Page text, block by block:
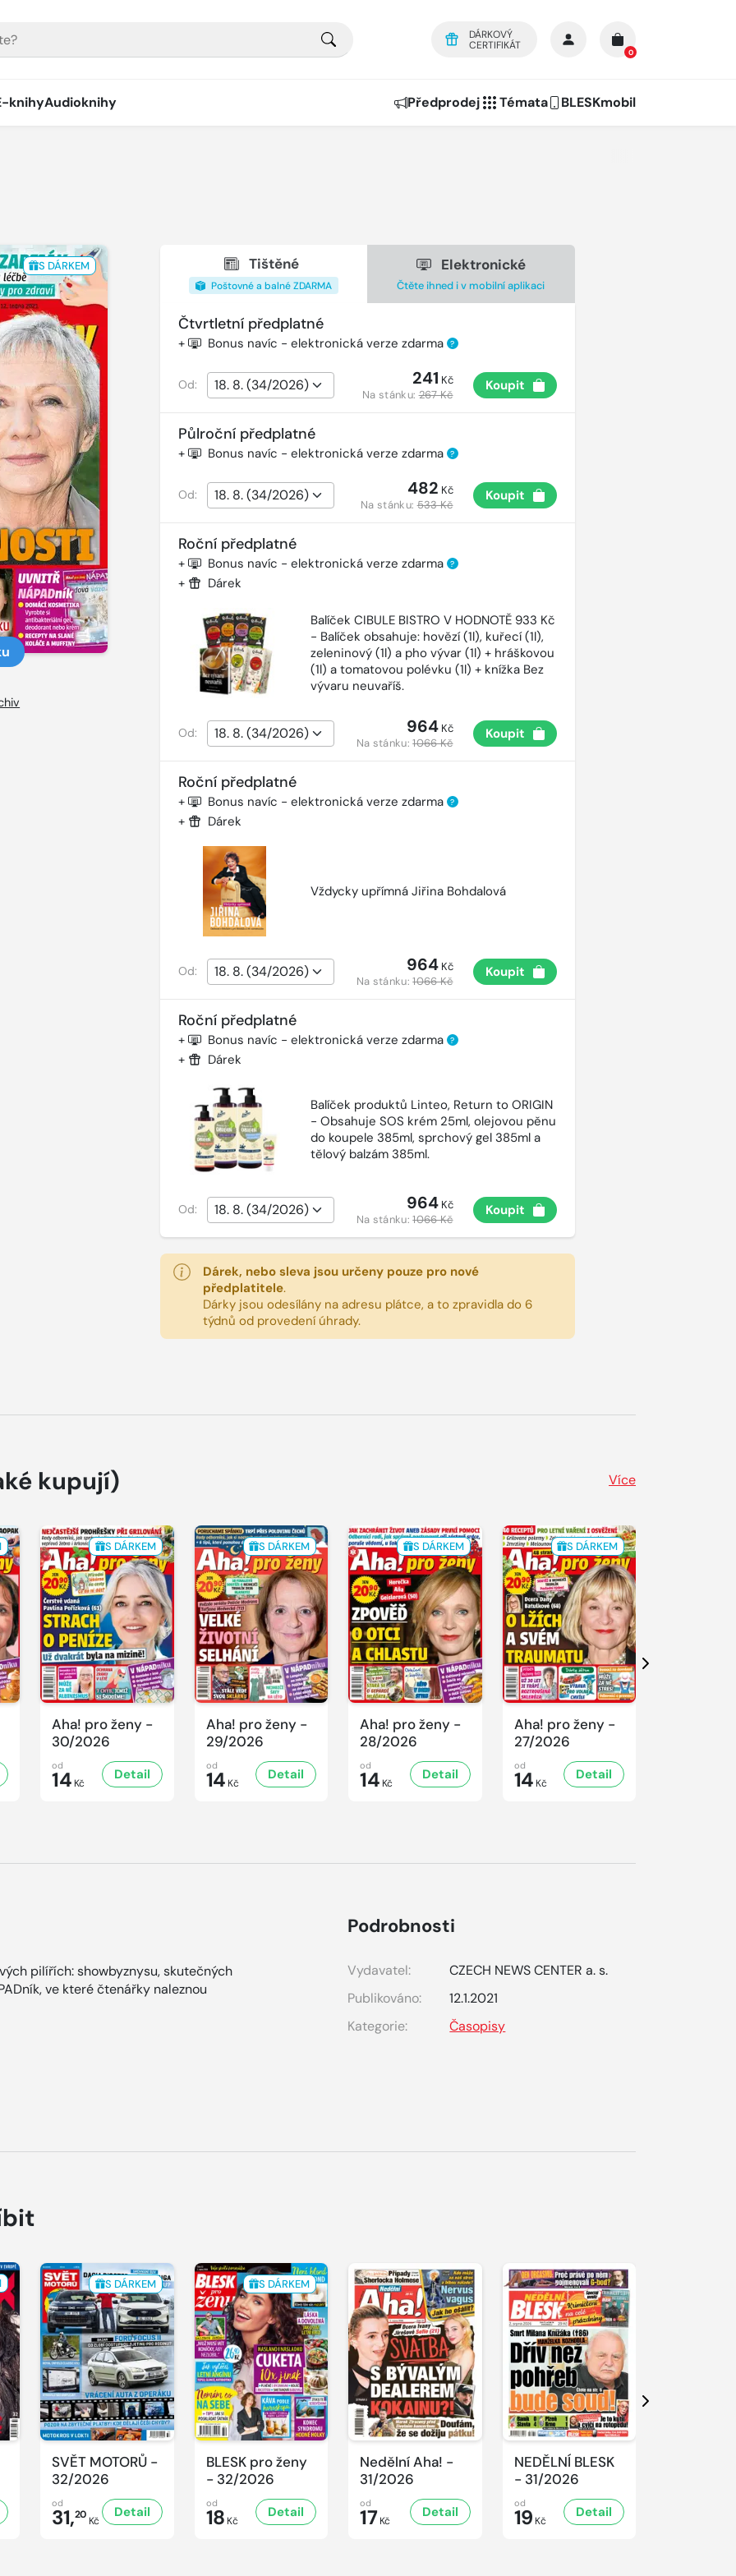
DÁRKOVÝ
CERTIFIKÁT
0
knihyAudioknihy Předprodej Témata BLESKmobil
S DÁRKEM Tištěné
Poštovné a balné ZDARMA
Elektronické
Čtěte ihned i v mobilní aplikaci
Čtvrtletní předplatné
+ Bonus navíc - elektronická verze zdarma ?
Od: 241 Kč
Na stánku:267 Kč
Koupit
Půlroční předplatné
+ Bonus navíc - elektronická verze zdarma ?
Od: 482 Kč
Na stánku:533 Kč
Koupit
Roční předplatné
+ Bonus navíc - elektronická verze zdarma ?
+ Dárek
Balíček CIBULE BISTRO V HODNOTĚ 933 Kč
- Balíček obsahuje: hovězí (1l), kuřecí (1l),
zeleninový (1l) a pho vývar (1l) + hráškovou
(1l) a tomatovou polévku (1l) + knížka Bez
vývaru neuvaříš.
Od: 964Kč
Na stánku:1066 Kč
Koupit
Roční předplatné
+ Bonus navíc - elektronická verze zdarma ?
+ Dárek
Vždycky upřímná Jiřina Bohdalová
Od: 964Kč
Na stánku:1066 Kč
Koupit
Roční předplatné
+ Bonus navíc - elektronická verze zdarma ?
+ Dárek
Balíček produktů Linteo, Return to ORIGIN
- Obsahuje SOS krém 25ml, olejovou pěnu
do koupele 385ml, sprchový gel 385ml a
tělový balzám 385ml.
Od: 964Kč
Na stánku:1066 Kč
Koupit
Dárek, nebo sleva jsou určeny pouze pro nové
předplatitele.
Dárky jsou odesílány na adresu plátce, a to zpravidla do 6
týdnů od provedení úhrady.
kupují) Více
S DÁRKEM
Aha! pro ženy -
30/2026
od
14 Kč
Detail
S DÁRKEM
Aha! pro ženy -
29/2026
od
14 Kč
Detail
S DÁRKEM
Aha! pro ženy -
28/2026
od
14 Kč
Detail
S DÁRKEM
Aha! pro ženy -
27/2026
od
14 Kč
Detail
Další
pilířích: showbyznysu, skutečných
ve které čtenářky naleznou
Podrobnosti
Vydavatel:
CZECH NEWS CENTER a. s.
Publikováno:
12.1.2021
Kategorie:
Časopisy
S DÁRKEM
SVĚT MOTORŮ -
32/2026
od
31,20 Kč
Detail
S DÁRKEM
BLESK pro ženy
- 32/2026
od
18 Kč
Detail
Nedělní Aha! -
31/2026
od
17 Kč
Detail
NEDĚLNÍ BLESK
- 31/2026
od
19 Kč
Detail
Další